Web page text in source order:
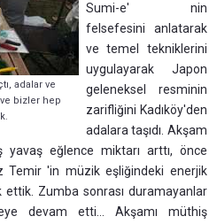
adalar ve
ve bizler hep
Sumi-e' nin
felsefesini anlatarak
ve temel tekniklerini
uygulayarak Japon
geleneksel resminin
zarifliğini Kadıköy'den
adalara taşıdı. Akşam
yavaş eğlence miktarı arttı, önce
Temir 'in müzik eşliğindeki enerjik
Zumba sonrası duramayanlar
devam etti... Akşamı müthiş